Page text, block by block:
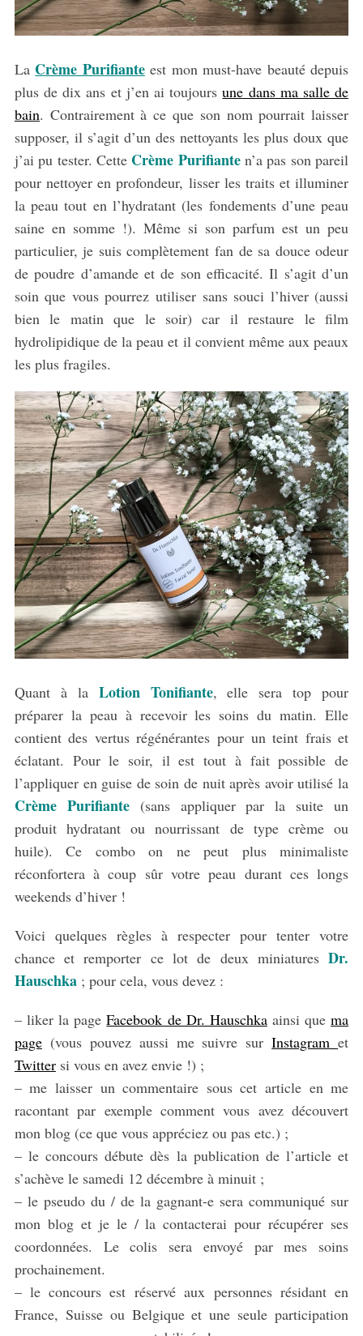
La Crème Purifianteest mon must-have beauté depuis
plus de dix ans et j’en ai toujoursune dans ma salle de
bain. Contrairement à ce que son nom pourrait laisser
supposer, il s’agit d’un des nettoyants les plus doux que
j’ai pu tester. Cette Crème Purifianten’a pas son pareil
pour nettoyer en profondeur, lisser les traits et illuminer
la peau tout en l’hydratant (les fondements d’une peau
saine en somme !). Même si son parfum est un peu
particulier, je suis complètement fan de sa douce odeur
de poudre d’amande et de son efficacité. Il s’agit d’un
soin que vous pourrez utiliser sans souci l’hiver (aussi
bien le matin que le soir) car il restaure le film
hydrolipidique de la peau et il convient même aux peaux
les plus fragiles.
Quant à laLotion Tonifiante, elle sera top pour
préparer la peau à recevoir les soins du matin. Elle
contient des vertus régénérantes pour un teint frais et
éclatant. Pour le soir, il est tout à fait possible de
l’appliquer en guise de soin de nuit après avoir utilisé la
Crème Purifiante (sans appliquer par la suite un
produit hydratant ou nourrissant de type crème ou
huile). Ce combo on ne peut plus minimaliste
réconfortera à coup sûr votre peau durant ces longs
weekends d’hiver !
Voici quelques règles à respecter pour tenter votre
chance et remporter ce lot de deux miniaturesDr.
Hauschka; pour cela, vous devez :
– liker la pageFacebook de Dr. Hauschkaainsi quema
page(vous pouvez aussi me suivre surInstagramet
Twittersi vous en avez envie !) ;
– me laisser un commentaire sous cet article en me
racontant par exemple comment vous avez découvert
mon blog (ce que vous appréciez ou pas etc.) ;
– le concours débute dès la publication de l’article et
s’achève le samedi 12 décembre à minuit ;
– le pseudo du / de la gagnant-e sera communiqué sur
mon blog et je le / la contacterai pour récupérer ses
coordonnées. Le colis sera envoyé par mes soins
prochainement.
– le concours est réservé aux personnes résidant en
France, Suisse ou Belgique et une seule participation
S
e
c
h
f
o
: